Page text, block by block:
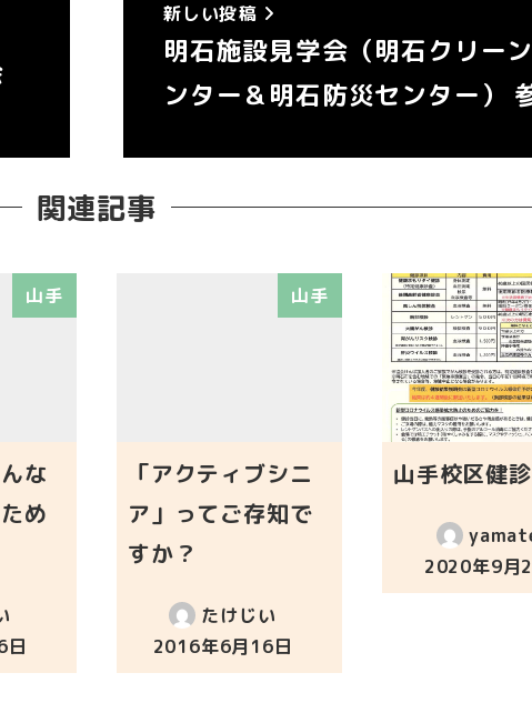
新しい投稿
明石施設見学会（明石クリー
ンター＆明石防災センター）
関連記事
山手
な
め
日
山手
「アクティブシニ
ア」ってご存知で
すか？
たけじい
投稿日
2016年6月16日
山手校区健診
投稿日
2020年9月